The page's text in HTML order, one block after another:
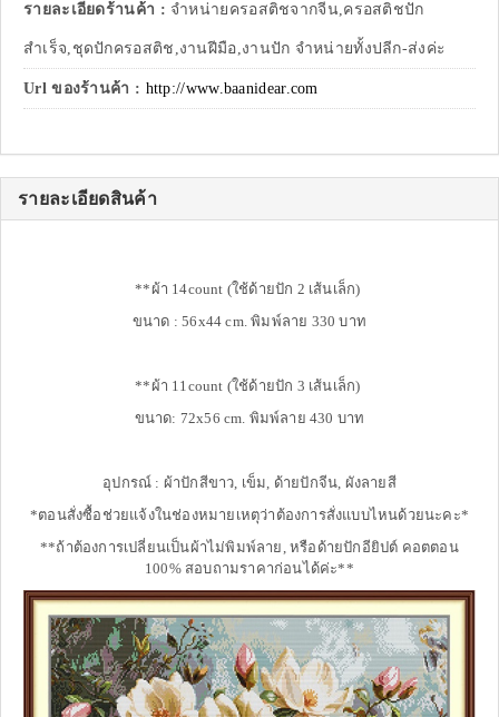
รายละเอียดร้านค้า : จำหน่ายครอสติชจากจีน,ครอสติชปัก
สำเร็จ,ชุดปักครอสติช,งานฝีมือ,งานปัก จำหน่ายทั้งปลีก-ส่งค่ะ
Url ของร้านค้า : http://www.baanidear.com
รายละเอียดสินค้า
**ผ้า 14count (ใช้ด้ายปัก 2 เส้นเล็ก)
ขนาด : 56x44 cm. พิมพ์ลาย 330 บาท
**ผ้า 11count (ใช้ด้ายปัก 3 เส้นเล็ก)
ขนาด: 72x56 cm. พิมพ์ลาย 430 บาท
อุปกรณ์ : ผ้าปักสีขาว, เข็ม, ด้ายปักจีน, ผังลายสี
*ตอนสั่งซื้อช่วยแจ้งในช่องหมายเหตุว่าต้องการสั่งแบบไหนด้วยนะคะ*
**ถ้าต้องการเปลี่ยนเป็นผ้าไม่พิมพ์ลาย, หรือด้ายปักอียิปต์ คอตตอน
100% สอบถามราคาก่อนได้ค่ะ**